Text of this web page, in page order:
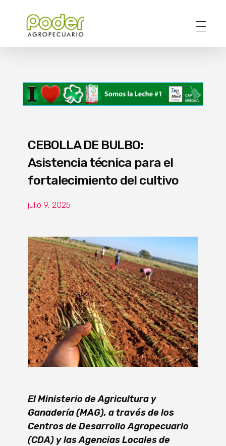
CEBOLLA DE BULBO:
Asistencia técnica para el
fortalecimiento del cultivo
julio 9, 2025
El Ministerio de Agricultura y
Ganadería (MAG), a través de los
Centros de Desarrollo Agropecuario
(CDA) y las Agencias Locales de